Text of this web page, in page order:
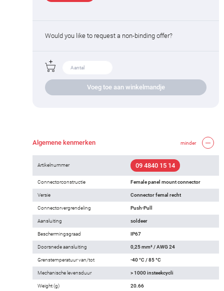
Would you like to request a non-binding offer?
Voeg toe aan winkelmandje
Algemene kenmerken minder
Artikelnummer 09 4840 15 14
Connectorconstructie Female panel mount connector
Versie Connector femal recht
Connectorvergrendeling Push-Pull
Aansluiting soldeer
Beschermingsgraad IP67
Doorsnede aansluiting 0,25 mm² / AWG 24
Grenstemperatuur van/tot -40 °C / 85 °C
Mechanische levensduur > 1000 insteekcycli
Weight (g) 20.66